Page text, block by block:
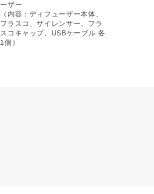
ーザー
（内容：ディフューザー本体、
フラスコ、サイレンサー、フラ
スコキャップ、USBケーブル 各
1個）